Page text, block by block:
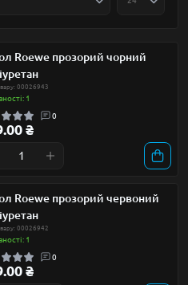
Roewe прозорий чорний
00026943
1
0
₴
Roewe прозорий червоний
00026942
1
0
₴